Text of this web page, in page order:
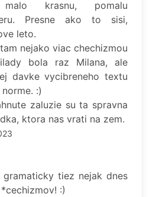
krasnu, pomalu
Presne ako to sisi,
leto.
nejako viac chechizmou
bola raz Milana, ale
davke vycibreneho textu
:)
zaluzie su ta spravna
ktora nas vrati na zem.
gramaticky tiez nejak dnes
:)